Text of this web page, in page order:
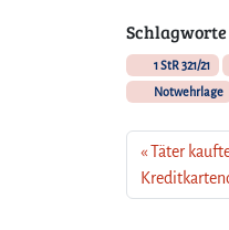
Schlagworte
1 StR 321/21
Notwehrlage
Täter